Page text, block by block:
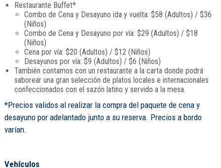
Restaurante Buffet*
Combo de Cena y Desayuno ida y vuelta: $58 (Adultos) / $36
(Niños)
Combo de Cena y Desayuno por vía: $29 (Adultos) / $18
(Niños)
Cena por vía: $20 (Adultos) / $12 (Niños)
Desayunos por vía: $9 (Adultos) / $6 (Niños)
También contamos con un restaurante a la carta donde podrá
saborear una gran selección de platos locales e internacionales
confeccionados con el sazón latino y servido a la mesa.
*Precios validos al realizar la compra del paquete de cena y
desayuno por adelantado junto a su reserva. Precios a bordo
varían.
Vehículos